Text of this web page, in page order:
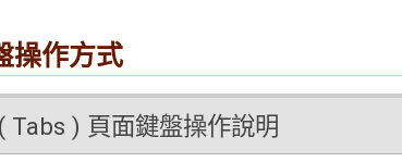
操作方式
Tabs ) 頁面鍵盤操作說明